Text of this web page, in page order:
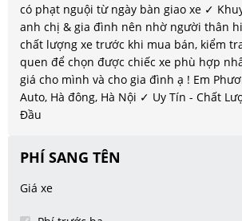
có phạt nguội từ ngày bàn giao xe ✓
anh chị & gia đình nên nhờ người thân
chất lượng xe trước khi mua bán, kiểm
quen để chọn được chiếc xe phù hợp
giá cho mình và cho gia đình ạ ! Em
Auto, Hà đông, Hà Nội ✓ Uy Tín - Chất
Đầu
PHÍ SANG TÊN
Giá xe